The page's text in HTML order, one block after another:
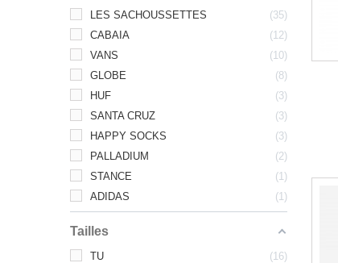
LES SACHOUSSETTES
35
CABAIA
12
VANS
10
GLOBE
8
HUF
3
SANTA CRUZ
3
HAPPY SOCKS
3
PALLADIUM
2
STANCE
1
ADIDAS
1
Tailles
TU
16